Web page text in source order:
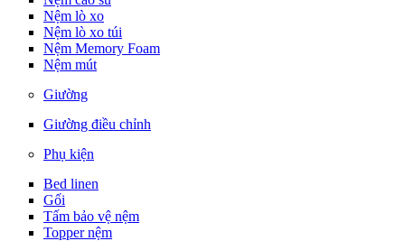
Nệm lò xo
Nệm lò xo túi
Nệm Memory Foam
Nệm mút
Giường
Giường điều chỉnh
Phụ kiện
Bed linen
Gối
Tấm bảo vệ nệm
Topper nệm